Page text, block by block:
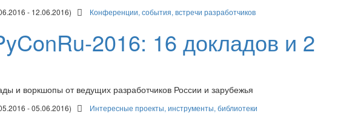
- 12.06.2016) Конференции, события, встречи разработчиков
2016: 16 докладов и 2
и воркшопы от ведущих разработчиков России и зарубежья
- 05.06.2016) Интересные проекты, инструменты, библиотеки